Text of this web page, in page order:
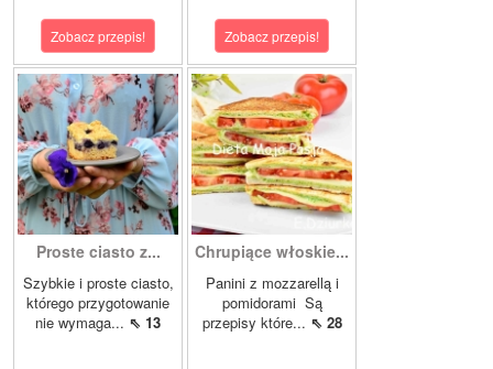
Zobacz przepis! Zobacz przepis!
Proste ciasto z...
Szybkie i proste ciasto,
którego przygotowanie
nie wymaga... ⇖ 13
Chrupiące włoskie...
Panini z mozzarellą i
pomidorami Są
przepisy które... ⇖ 28